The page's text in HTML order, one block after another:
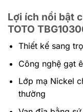
Lợi ích nổi bật
TOTO
Thiết kế sang
Công nghệ gạt
Lớp mạ Nickel
thường